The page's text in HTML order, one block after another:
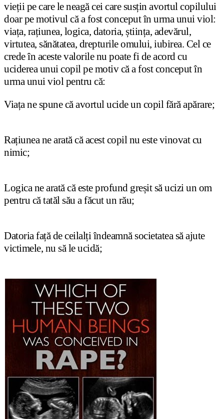
vieții pe care le neagă cei care susțin avortul copilului
doar pe motivul că a fost conceput în urma unui viol:
viața, rațiunea, logica, datoria, știința, adevărul,
virtutea, sănătatea, drepturile omului, iubirea. Cel ce
crede în aceste valorile nu poate fi de acord cu
uciderea unui copil pe motiv că a fost conceput în
urma unui viol pentru că:
Viața ne spune că avortul ucide un copil fără apărare;
Rațiunea ne arată că acest copil nu este vinovat cu
nimic;
Logica ne arată că este profund greșit să ucizi un om
pentru că tatăl său a făcut un rău;
Datoria față de ceilalți îndeamnă societatea să ajute
victimele, nu să le ucidă;